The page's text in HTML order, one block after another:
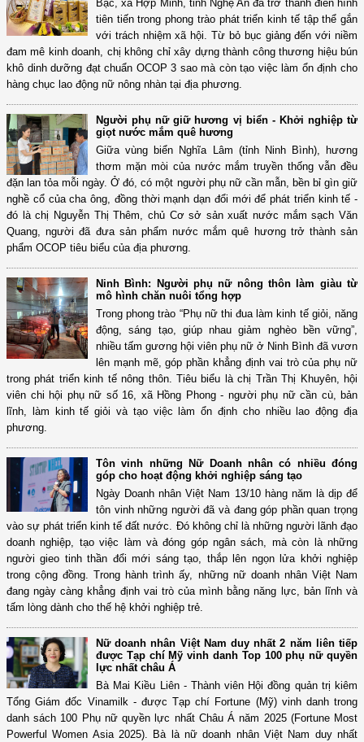
Bạc, xã Hợp Minh, tỉnh Nghệ An đã trở thành điển hình
tiên tiến trong phong trào phát triển kinh tế tập thể gắn
với trách nhiệm xã hội. Từ bỏ bục giảng đến với niềm
đam mê kinh doanh, chị không chỉ xây dựng thành công thương hiệu bún
khô dinh dưỡng đạt chuẩn OCOP 3 sao mà còn tạo việc làm ổn định cho
hàng chục lao động nữ nông nhàn tại địa phương.
Người phụ nữ giữ hương vị biển - Khởi nghiệp từ
giọt nước mắm quê hương
Giữa vùng biển Nghĩa Lâm (tỉnh Ninh Bình), hương
thơm mặn mòi của nước mắm truyền thống vẫn đều
đặn lan tỏa mỗi ngày. Ở đó, có một người phụ nữ cần mẫn, bền bỉ gìn giữ
nghề cổ của cha ông, đồng thời mạnh dạn đổi mới để phát triển kinh tế -
đó là chị Nguyễn Thị Thêm, chủ Cơ sở sản xuất nước mắm sạch Văn
Quang, người đã đưa sản phẩm nước mắm quê hương trở thành sản
phẩm OCOP tiêu biểu của địa phương.
Ninh Bình: Người phụ nữ nông thôn làm giàu từ
mô hình chăn nuôi tổng hợp
Trong phong trào “Phụ nữ thi đua làm kinh tế giỏi, năng
động, sáng tạo, giúp nhau giảm nghèo bền vững”,
nhiều tấm gương hội viên phụ nữ ở Ninh Bình đã vươn
lên mạnh mẽ, góp phần khẳng định vai trò của phụ nữ
trong phát triển kinh tế nông thôn. Tiêu biểu là chị Trần Thị Khuyên, hội
viên chi hội phụ nữ số 16, xã Hồng Phong - người phụ nữ cần cù, bản
lĩnh, làm kinh tế giỏi và tạo việc làm ổn định cho nhiều lao động địa
phương.
Tôn vinh những Nữ Doanh nhân có nhiều đóng
góp cho hoạt động khởi nghiệp sáng tạo
Ngày Doanh nhân Việt Nam 13/10 hàng năm là dịp để
tôn vinh những người đã và đang góp phần quan trọng
vào sự phát triển kinh tế đất nước. Đó không chỉ là những người lãnh đạo
doanh nghiệp, tạo việc làm và đóng góp ngân sách, mà còn là những
người gieo tinh thần đổi mới sáng tạo, thắp lên ngọn lửa khởi nghiệp
trong cộng đồng. Trong hành trình ấy, những nữ doanh nhân Việt Nam
đang ngày càng khẳng định vai trò của mình bằng năng lực, bản lĩnh và
tấm lòng dành cho thế hệ khởi nghiệp trẻ.
Nữ doanh nhân Việt Nam duy nhất 2 năm liên tiếp
được Tạp chí Mỹ vinh danh Top 100 phụ nữ quyền
lực nhất châu Á
Bà Mai Kiều Liên - Thành viên Hội đồng quản trị kiêm
Tổng Giám đốc Vinamilk - được Tạp chí Fortune (Mỹ) vinh danh trong
danh sách 100 Phụ nữ quyền lực nhất Châu Á năm 2025 (Fortune Most
Powerful Women Asia 2025). Bà là nữ doanh nhân Việt Nam duy nhất